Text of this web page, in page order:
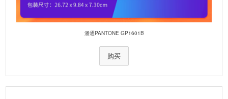
潘通PANTONE GP1601B
购买